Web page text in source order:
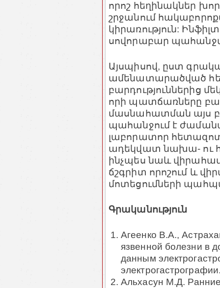
որոշ հեղինակներ
շրջանում
կիրառություն:
սովորաբար
Այսպիսով, ըստ
ամենատարածված
բարդություններից
որի պատճառները
մասնահատման այս
պահանջում է
լաբորատոր
ադեկվատ նախա- ու
ինչպես նաև
ճշգրիտ որոշում և
մոտեցումների
Գրականություն
Агеенко В.А.,
язвенной болезни в
данным
Альхасун М.Д.